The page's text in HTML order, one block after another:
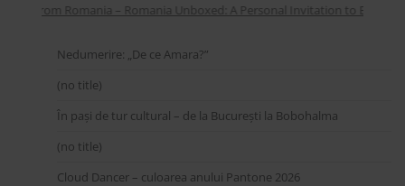
from Romania – Romania Unboxed: A Personal Invitation to Explore
Nedumerire: „De ce Amara?”
(no title)
În pași de tur cultural – de la București la Bobohalma
(no title)
Cloud Dancer – culoarea anului Pantone 2026